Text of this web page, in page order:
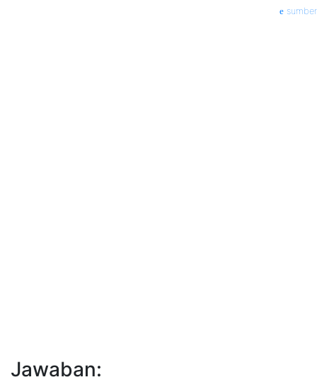
sumber
Jawaban: